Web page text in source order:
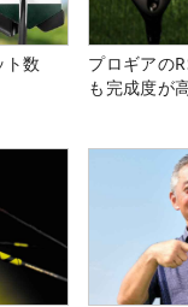
数
プロギアの
も完成度が